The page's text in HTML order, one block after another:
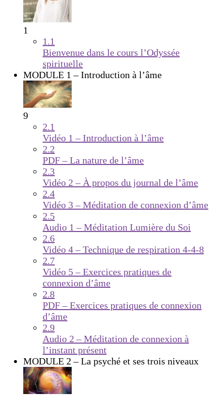
1
1.1
Bienvenue dans le cours l’Odyssée
spirituelle
MODULE 1 – Introduction à l’âme
9
2.1
Vidéo 1 – Introduction à l’âme
2.2
PDF – La nature de l’âme
2.3
Vidéo 2 – À propos du journal de l’âme
2.4
Vidéo 3 – Méditation de connexion d’âme
2.5
Audio 1 – Méditation Lumière du Soi
2.6
Vidéo 4 – Technique de respiration 4-4-8
2.7
Vidéo 5 – Exercices pratiques de
connexion d’âme
2.8
PDF – Exercices pratiques de connexion
d’âme
2.9
Audio 2 – Méditation de connexion à
l’instant présent
MODULE 2 – La psyché et ses trois niveaux